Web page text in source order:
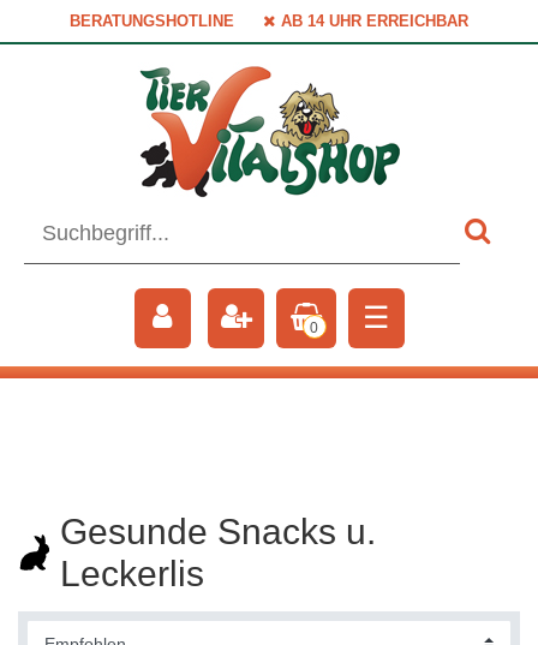
BERATUNGSHOTLINE AB 14 UHR ERREICHBAR
0 ☰
Gesunde Snacks u.
Leckerlis